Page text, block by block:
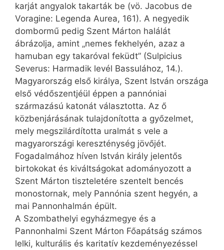
karját angyalok takarták be (vö. Jacobus de
Voragine: Legenda Aurea, 161). A negyedik
dombormű pedig Szent Márton halálát
ábrázolja, amint „nemes fekhelyén, azaz a
hamuban egy takaróval feküdt” (Sulpicius
Severus: Harmadik levél Bassulához, 14.).
Magyarország első királya, Szent István országa
első védőszentjéül éppen a pannóniai
származású katonát választotta. Az ő
közbenjárásának tulajdonította a győzelmet,
mely megszilárdította uralmát s vele a
magyarországi kereszténység jövőjét.
Fogadalmához híven István király jelentős
birtokokat és kiváltságokat adományozott a
Szent Márton tiszteletére szentelt bencés
monostornak, mely Pannónia szent hegyén, a
mai Pannonhalmán épült.
A Szombathelyi egyházmegye és a
Pannonhalmi Szent Márton Főapátság számos
lelki, kulturális és karitatív kezdeményezéssel